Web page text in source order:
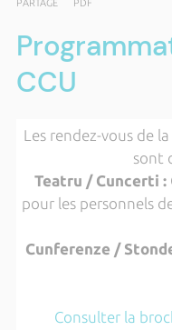
PARTAGE PDF
CCU
Les rendez-vous de
sont
Teatru / Cuncerti :
pour les personnels
Cunferenze /
Consulter la